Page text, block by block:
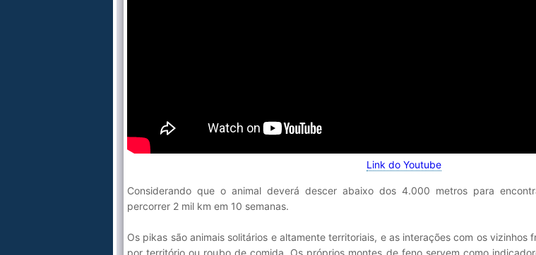
Link do Youtube
Considerando que o animal deverá descer abaixo dos 4.000 metros para
percorrer 2 mil km em 10 semanas.
Os pikas são animais solitários e altamente territoriais, e as interações com os vizinhos
por território ou roubo de comida. Os próprios montes de feno servem como